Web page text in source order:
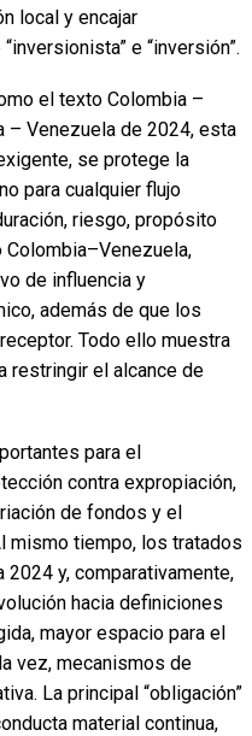
local y encajar
e “inversión”.
el texto Colombia –
– Venezuela de 2024, esta
se protege la
para cualquier flujo
riesgo, propósito
de influencia y
además de que los
Todo ello muestra
restringir el alcance de
para el
contra expropiación,
de fondos y el
mismo tiempo, los tratados
y, comparativamente,
hacia definiciones
mayor espacio para el
vez, mecanismos de
La principal “obligación”
material continua,